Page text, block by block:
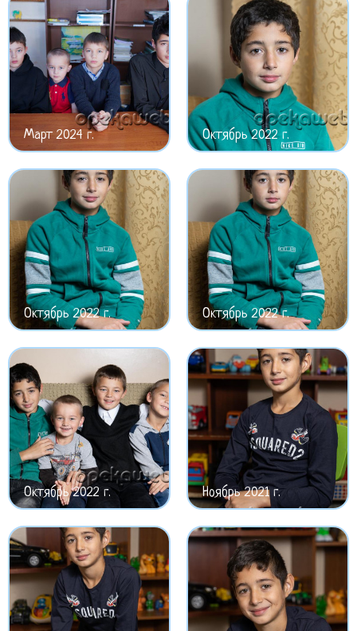
Март 2024 г. Октябрь 2022 г.
Октябрь 2022 г. Октябрь 2022 г.
Октябрь 2022 г. Ноябрь 2021 г.